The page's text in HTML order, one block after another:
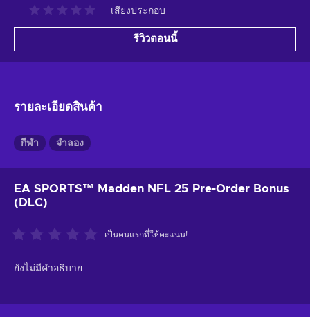
เสียงประกอบ
รีวิวตอนนี้
รายละเอียดสินค้า
กีฬา จำลอง
EA SPORTS™ Madden NFL 25 Pre-Order Bonus
(DLC)
เป็นคนแรกที่ให้คะแนน!
ยังไม่มีคำอธิบาย